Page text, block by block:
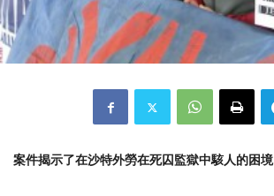
案件揭示了在沙特外勞在死囚監獄中駭人的困境